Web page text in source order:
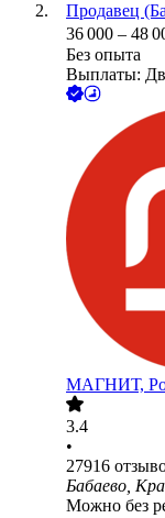
Продавец
36 000 – 48
Без опыта
Выплаты:
МАГНИТ,
3.4
•
27916
Бабаево,
Можно без